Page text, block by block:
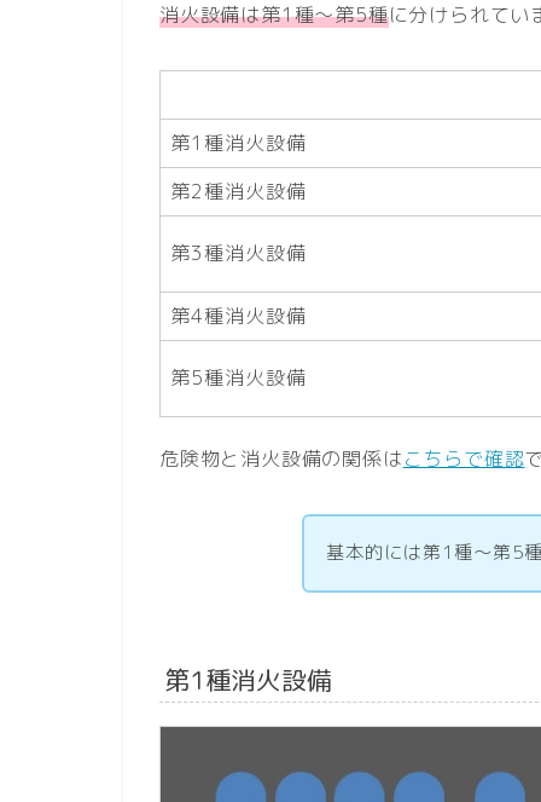
消火設備は第1種～第5種に分けられてい
第1種消火設備
第2種消火設備
第3種消火設備
第4種消火設備
第5種消火設備
危険物と消火設備の関係はこちらで確認
基本的には第1種～第5
第1種消火設備